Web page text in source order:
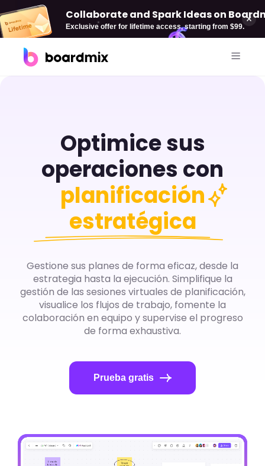
Collaborate and Spark Ideas on
Exclusive offer for lifetime access, starting from $99.
Pizarra online
Diagramación
Plan estratégica
Gestión de proyectos
AI Mind Map
AI Flowchart
AI PPT
Get 80% OFF
Recursos
Centro de ayuda
Descarga
Optimice sus
operaciones con
planificación
estratégica
Gestione sus planes de forma eficaz, desde la
estrategia hasta la ejecución. Simplifique la
gestión de las sesiones virtuales de planificación,
visualice los flujos de trabajo, fomente la
colaboración en equipo y supervise el progreso
de forma exhaustiva.
Prueba gratis